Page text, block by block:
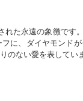
れた永遠の象徴です
に、ダイヤモンド
のない愛を表してい